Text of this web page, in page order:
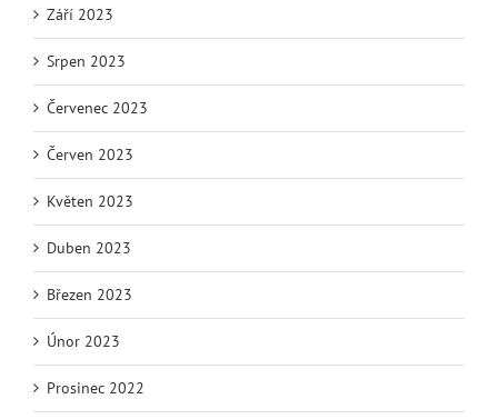
Září 2023
Srpen 2023
Červenec 2023
Červen 2023
Květen 2023
Duben 2023
Březen 2023
Únor 2023
Prosinec 2022